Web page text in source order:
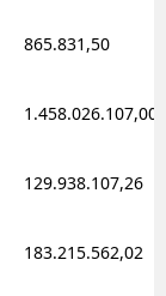
865.831,50
1.458.026.107,00
129.938.107,26
183.215.562,02